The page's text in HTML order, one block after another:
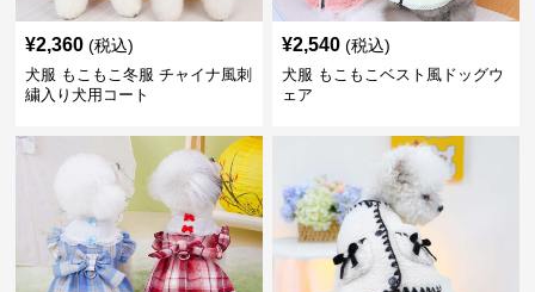
¥2,360 (税込)
犬服 もこもこ冬服 チャイナ風刺
繍入り犬用コート
¥2,540 (税込)
犬服 もこもこベスト風ドッグウ
ェア